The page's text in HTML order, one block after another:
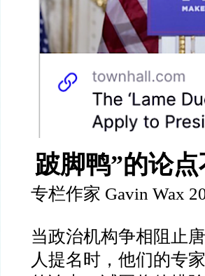
跛脚鸭”的论
专栏作家 Gavin Wax
当政治机构争相阻止
人提名时，他们的专